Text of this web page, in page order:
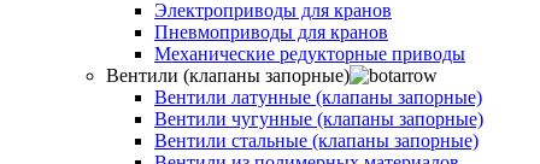
Электроприводы для кранов
Пневмоприводы для кранов
Механические редукторные приводы
Вентили (клапаны запорные)
Вентили латунные (клапаны запорные)
Вентили чугунные (клапаны запорные)
Вентили стальные (клапаны запорные)